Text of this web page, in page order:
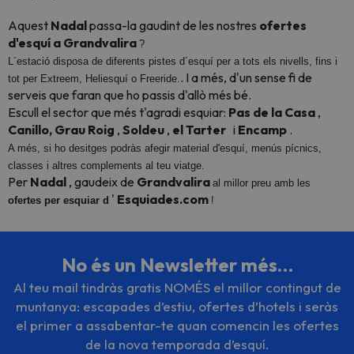
Aquest Nadalpassa-la gaudint de les nostres ofertes
d'esquí a Grandvalira ?
L´estació disposa de diferents pistes d´esquí per a tots els nivells, fins i
tot per Extreem, Heliesquí o Freeride. . I a més, d'un sense fi de
serveis que faran que ho passis d'allò més bé.
Escull el sector que més t'agradi esquiar: Pas de la Casa ,
Canillo, Grau Roig , Soldeu , el Tarter i Encamp .
A més, si ho desitges podràs afegir material d'esquí, menús pícnics,
classes i altres complements al teu viatge.
Per Nadal , gaudeix de Grandvalira al millor preu amb les
ofertes per esquiar d ' Esquiades.com !
No és un Newsletter més…
Al teu mail tindràs gratis NOMÉS el millor contingut de
muntanya: escapades d’estiu, ofertes d’hotels i seràs
el primer a assabentar-te quan comencin les ofertes
de la nova temporada d’esquí.